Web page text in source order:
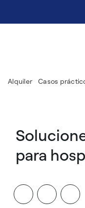
Alquiler Casos
para